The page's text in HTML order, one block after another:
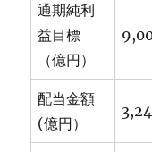
通期純利
益目標
（億円）
配当金額
(億円）